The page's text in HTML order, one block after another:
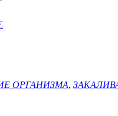
ОРГАНИЗМА,